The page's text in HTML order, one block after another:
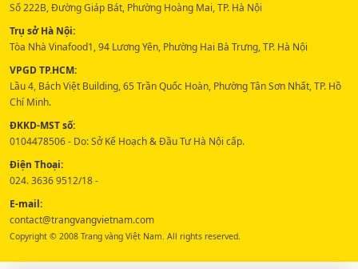
Số 222B, Đường Giáp Bát, Phường Hoàng Mai, TP. Hà Nội
Trụ sở Hà Nội:
Tòa Nhà Vinafood1, 94 Lương Yên, Phường Hai Bà Trưng, TP. Hà Nội
VPGD TP.HCM:
Lầu 4, Bách Việt Building, 65 Trần Quốc Hoàn, Phường Tân Sơn Nhất, TP. Hồ
Chí Minh.
ĐKKD-MST số:
0104478506 - Do: Sở Kế Hoạch & Đầu Tư Hà Nội cấp.
Điện Thoại:
024. 3636 9512/18 -
E-mail:
contact@trangvangvietnam.com
Copyright © 2008 Trang vàng Việt Nam. All rights reserved.